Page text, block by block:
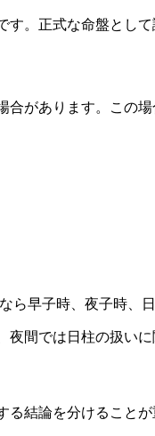
。正式な命盤とし
があります。この
ら早子時、夜子時、
間では日柱の扱いに
結論を分けることが